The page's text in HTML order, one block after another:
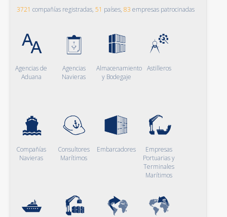
3721 compañías registradas, 51 países, 83 empresas patrocinadas
Agencias de
Aduana
Agencias
Navieras
Almacenamiento
y Bodegaje
Astilleros
Compañías
Navieras
Consultores
Marítimos
Embarcadores
Empresas
Portuarias y
Terminales
Marítimos